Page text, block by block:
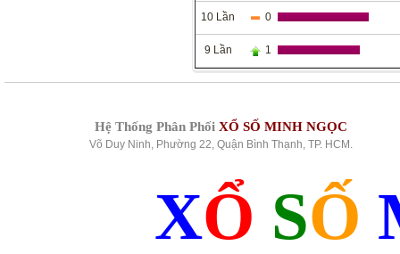
10 Lần 0
9 Lần 1
Hệ Thống Phân Phối XỔ SỐ MINH NGỌC
Võ Duy Ninh, Phường 22, Quận Bình Thạnh, TP. HCM.
XỔ SỐ